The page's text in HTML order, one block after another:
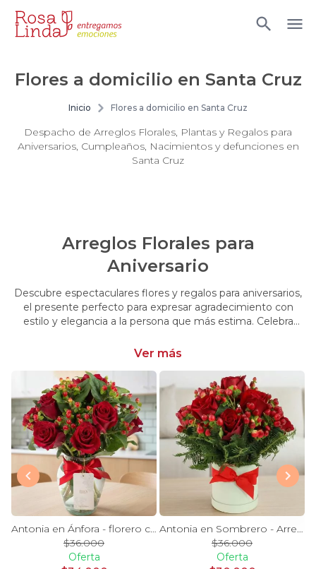
Flores a domicilio en Santa Cruz
Inicio Flores a domicilio en Santa Cruz
Despacho de Arreglos Florales, Plantas y Regalos para
Aniversarios, Cumpleaños, Nacimientos y defunciones en
Santa Cruz
Arreglos Florales para
Aniversario
Descubre espectaculares flores y regalos para aniversarios,
el presente perfecto para expresar agradecimiento con
estilo y elegancia a la persona que más estima. Celebra
significativa.
Ver más
Antonia en Ánfora - florero con 9 rosas rojo e hypericum
$36.000
Oferta
Antonia en Sombrero - Arreglo 9 rosas rojo e hypericum
$36.000
Oferta